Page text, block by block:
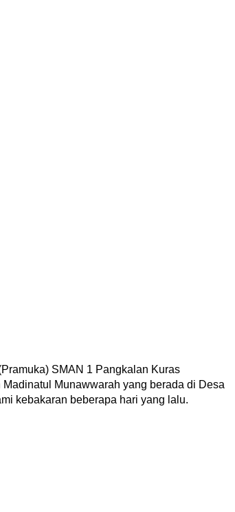
SMAN 1 Pangkalan Kuras
Munawwarah yang berada di Desa
kebakaran beberapa hari yang lalu.